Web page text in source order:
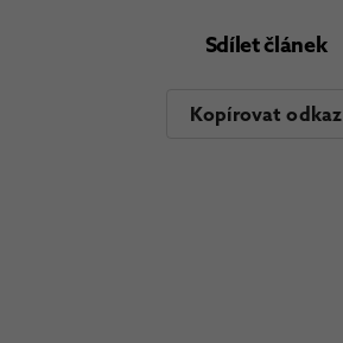
Sdílet článek
Kopírovat odkaz